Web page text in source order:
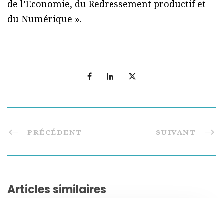
de l’Économie, du Redressement productif et
du Numérique ».
PRÉCÉDENT SUIVANT
Articles similaires